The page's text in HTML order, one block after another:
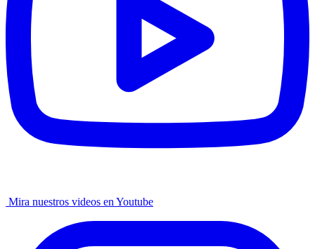
Mira nuestros videos en Youtube